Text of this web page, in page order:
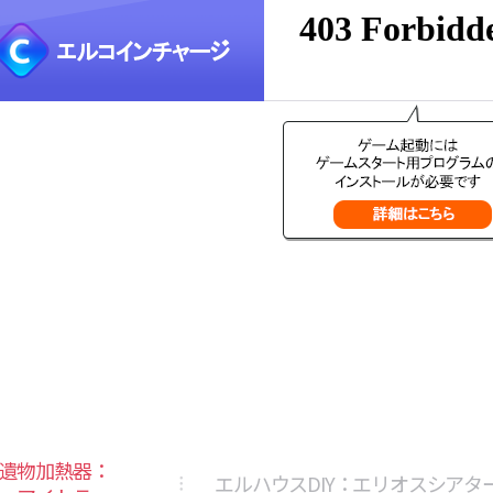
物加熱器：
エルハウスDIY：エリオスシアタ